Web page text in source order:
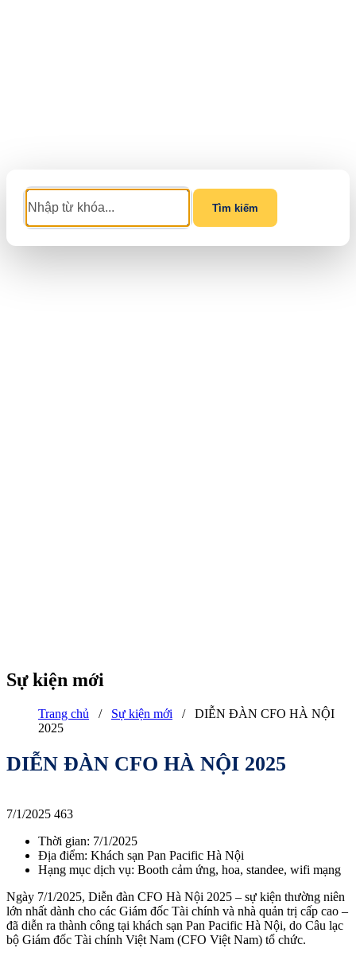
Tìm kiếm
Sự kiện mới
Trang chủ / Sự kiện mới / DIỄN ĐÀN CFO HÀ NỘI
2025
DIỄN ĐÀN CFO HÀ NỘI 2025
7/1/2025 463
Thời gian: 7/1/2025
Địa điểm: Khách sạn Pan Pacific Hà Nội
Hạng mục dịch vụ: Booth cảm ứng, hoa, standee, wifi mạng
Ngày 7/1/2025, Diễn đàn CFO Hà Nội 2025 – sự kiện thường niên
lớn nhất dành cho các Giám đốc Tài chính và nhà quản trị cấp cao –
đã diễn ra thành công tại khách sạn Pan Pacific Hà Nội, do Câu lạc
bộ Giám đốc Tài chính Việt Nam (CFO Việt Nam) tổ chức.